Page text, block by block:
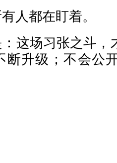
人都在盯着。
这场习张之斗，
断升级；不会公